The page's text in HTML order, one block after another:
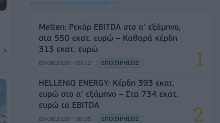
Metlen: Ρεκόρ EBITDA στο α' εξάμηνο,
στα 550 εκατ. ευρώ – Καθαρά κέρδη
313 εκατ. ευρώ
06/08/2026 - 09:12 ΕΠΙΧΕΙΡΗΣΕΙΣ
HELLENiQ ENERGY: Κέρδη 393 εκατ.
ευρώ στο α' εξάμηνο – Στα 734 εκατ.
ευρώ τα EBITDA
06/08/2026 - 08:05 ΕΠΙΧΕΙΡΗΣΕΙΣ